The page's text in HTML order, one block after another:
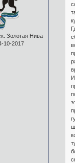
Золотая Нива
10-2017